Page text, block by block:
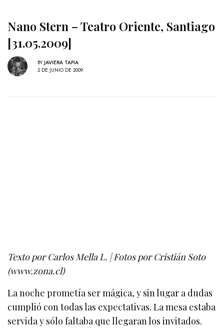
Nano Stern – Teatro Oriente, Santiago
[31.05.2009]
BY JAVIERA TAPIA
2 DE JUNIO DE 2009
Texto por Carlos Mella L. | Fotos por Cristián Soto
(www.zona.cl)
La noche prometía ser mágica, y sin lugar a dudas
cumplió con todas las expectativas. La mesa estaba
servida y sólo faltaba que llegaran los invitados.